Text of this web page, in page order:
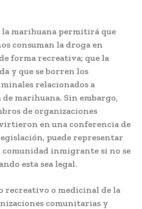
la marihuana permitirá que
consuman la droga en
forma recreativa; que la
y que se borren los
relacionados a
marihuana. Sin embargo,
de organizaciones
en una conferencia de
puede representar
comunidad inmigrante si no se
esta sea legal.
recreativo o medicinal de la
comunitarias y